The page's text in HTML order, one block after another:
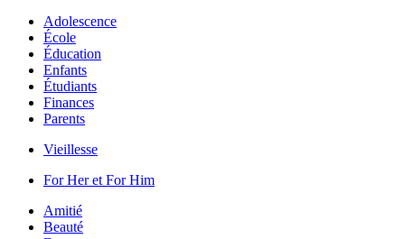
Adolescence
École
Éducation
Enfants
Étudiants
Finances
Parents
Vieillesse
For Her et For Him
Amitié
Beauté